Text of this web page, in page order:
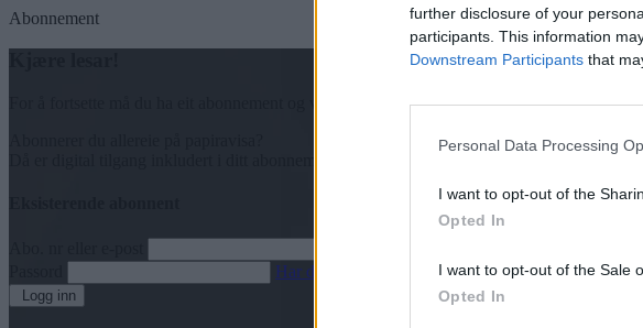
further disclosure of your
participants. This information
Downstream Participants that
Personal Data Processing
I want to opt-out of the
Opted In
I want to opt-out of the Sale
Opted In
Abonnement
Har du gløymt passordet?
Logg inn